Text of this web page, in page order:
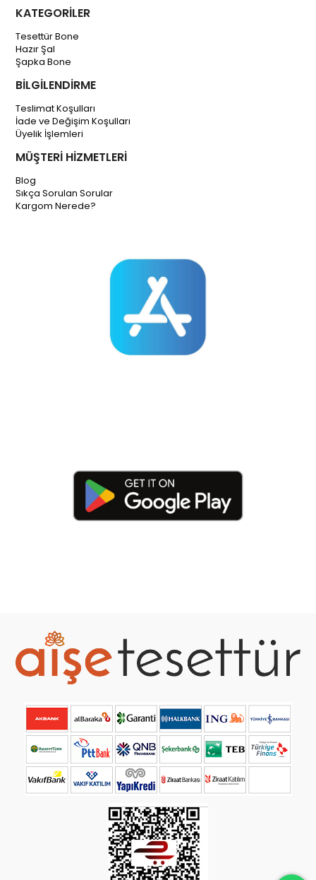
KATEGORİLER
Tesettür Bone
Hazır Şal
Şapka Bone
BİLGİLENDİRME
Teslimat Koşulları
İade ve Değişim Koşulları
Üyelik İşlemleri
MÜŞTERİ HİZMETLERİ
Blog
Sıkça Sorulan Sorular
Kargom Nerede?